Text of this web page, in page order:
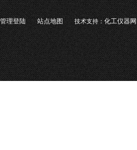
管理登陆 站点地图 技术支持：化工仪器网